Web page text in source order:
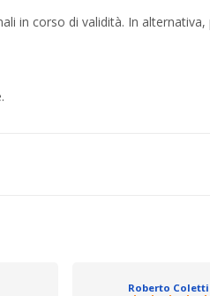
in corso di validità. In
Roberto Coletti